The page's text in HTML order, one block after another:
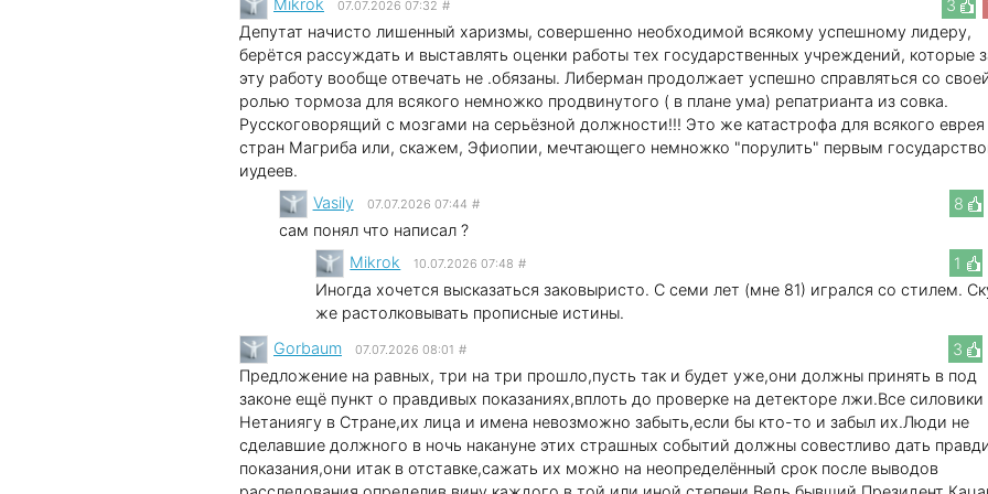
3
Mikrok 07.07.2026 07:32 #
Депутат начисто лишенный харизмы, совершенно необходимой всякому успешному лидеру,
берётся рассуждать и выставлять оценки работы тех государственных учреждений, которые
эту работу вообще отвечать не .обязаны. Либерман продолжает успешно справляться со
ролью тормоза для всякого немножко продвинутого ( в плане ума) репатрианта из совка.
Русскоговорящий с мозгами на серьёзной должности!!! Это же катастрофа для всякого еврея
стран Магриба или, скажем, Эфиопии, мечтающего немножко "порулить" первым
иудеев.
8
Vasily 07.07.2026 07:44 #
сам понял что написал ?
1
Mikrok 10.07.2026 07:48 #
Иногда хочется высказаться заковыристо. С семи лет (мне 81) игрался со стилем.
же растолковывать прописные истины.
3
Gorbaum 07.07.2026 08:01 #
Предложение на равных, три на три прошло,пусть так и будет уже,они должны принять в под
законе ещё пункт о правдивых показаниях,вплоть до проверке на детекторе лжи.Все силовики
Нетаниягу в Стране,их лица и имена невозможно забыть,если бы кто-то и забыл их.Люди не
сделавшие должного в ночь накануне этих страшных событий должны совестливо дать
показания,они итак в отставке,сажать их можно на неопределённый срок после выводов